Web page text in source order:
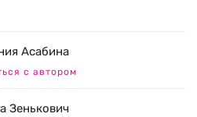
Асабина
с автором
Зенькович